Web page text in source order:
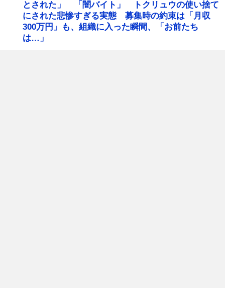
とされた」 「闇バイト」 トクリュウの使い捨て
にされた悲惨すぎる実態 募集時の約束は「月収
300万円」も、組織に入った瞬間、「お前たち
は…」